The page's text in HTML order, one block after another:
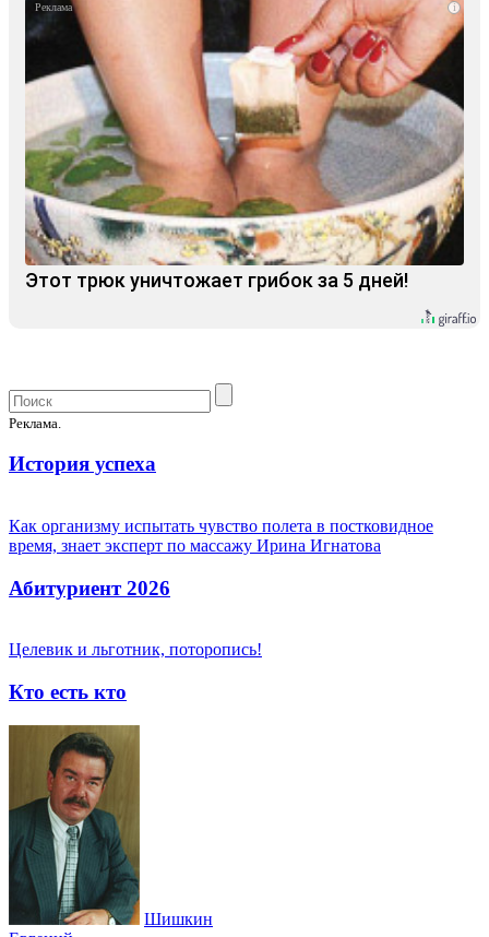
i
Этот трюк уничтожает грибок за 5 дней!
Реклама.
История успеха
Как организму испытать чувство полета в постковидное
время, знает эксперт по массажу Ирина Игнатова
Абитуриент 2026
Целевик и льготник, поторопись!
Кто есть кто
Шишкин